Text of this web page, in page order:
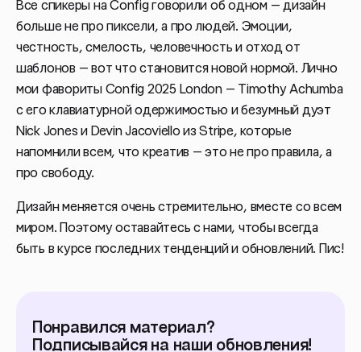
Все спикеры на Config говорили об одном — дизайн
больше не про пиксели, а про людей. Эмоции,
честность, смелость, человечность и отход от
шаблонов — вот что становится новой нормой. Лично
мои фавориты Config 2025 London — Timothy Achumba
с его клавиатурной одержимостью и безумный дуэт
Nick Jones и Devin Jacoviello из Stripe, которые
напомнили всем, что креатив — это не про правила, а
про свободу.
Дизайн меняется очень стремительно, вместе со всем
миром. Поэтому оставайтесь с нами, чтобы всегда
быть в курсе последних тенденций и обновлений. Пис!
Понравился материал?
Подписывайся на наши обновления!